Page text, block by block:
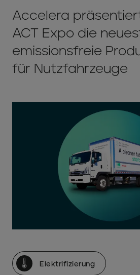
Accelera
ACT Expo die
emissionsfreie
für Nutzfahrzeuge
Elektrifizierung